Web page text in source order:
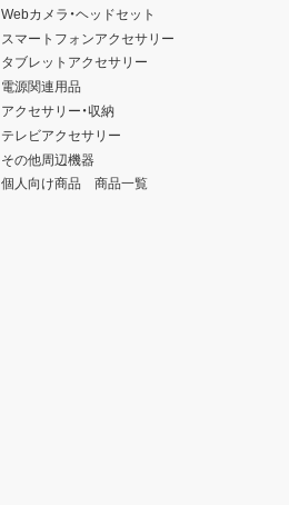
Webカメラ・ヘッドセット
スマートフォンアクセサリー
タブレットアクセサリー
電源関連用品
アクセサリー・収納
テレビアクセサリー
その他周辺機器
個人向け商品 商品一覧